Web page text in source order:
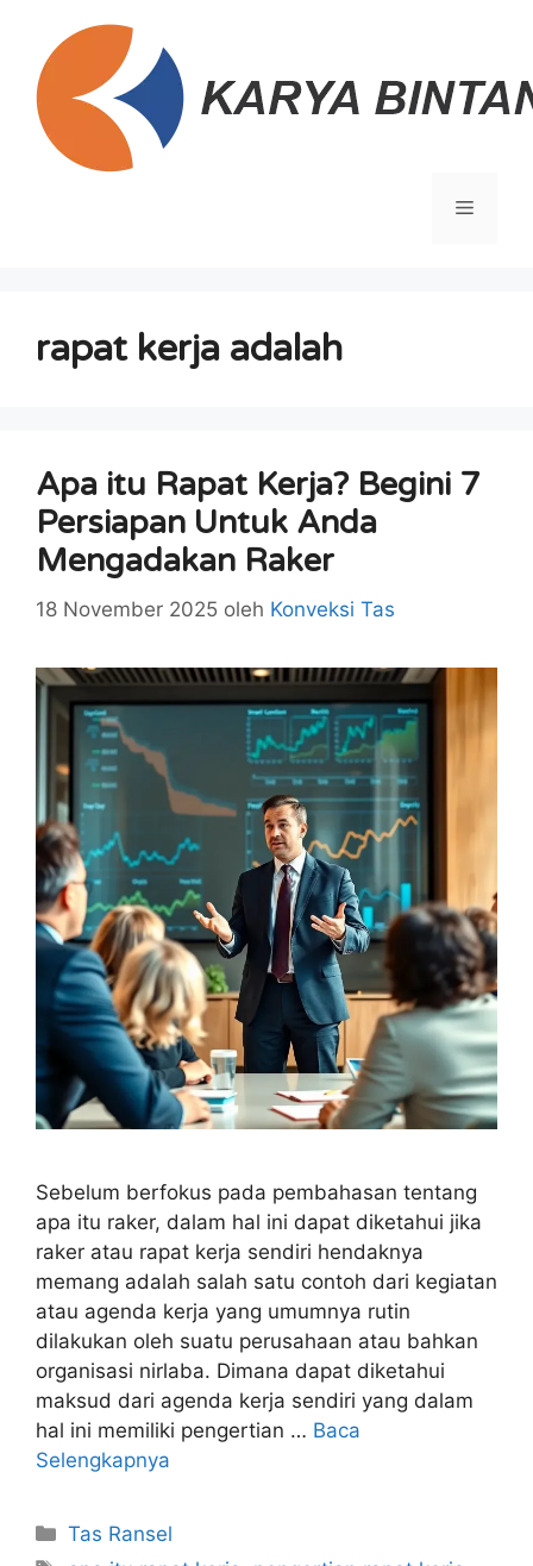
Menu
rapat kerja adalah
Apa itu Rapat Kerja? Begini 7
Persiapan Untuk Anda
Mengadakan Raker
18 November 2025 oleh Konveksi Tas
Sebelum berfokus pada pembahasan tentang
apa itu raker, dalam hal ini dapat diketahui jika
raker atau rapat kerja sendiri hendaknya
memang adalah salah satu contoh dari kegiatan
atau agenda kerja yang umumnya rutin
dilakukan oleh suatu perusahaan atau bahkan
organisasi nirlaba. Dimana dapat diketahui
maksud dari agenda kerja sendiri yang dalam
hal ini memiliki pengertian … Baca
Selengkapnya
Kategori
Tas Ransel